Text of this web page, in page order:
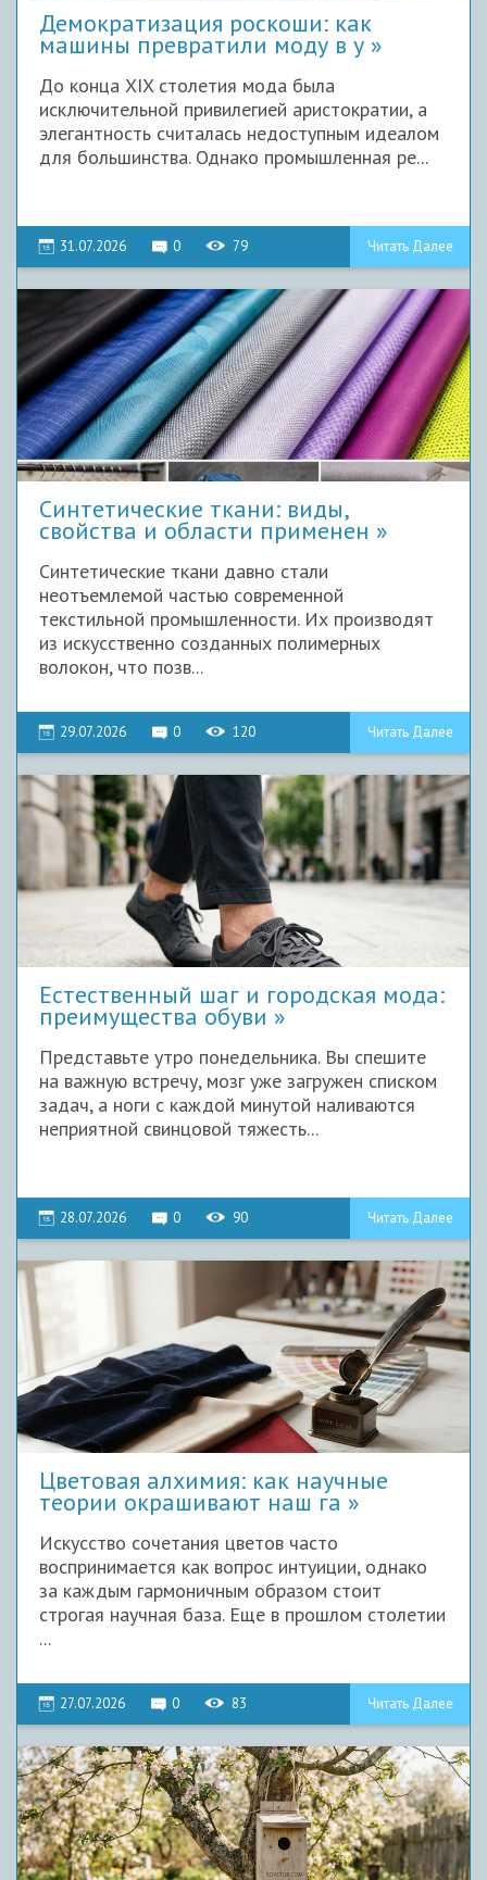
Демократизация роскоши: как
машины превратили моду в у
До конца XIX столетия мода была
исключительной привилегией аристократии, а
элегантность считалась недоступным идеалом
для большинства. Однако промышленная ре...
31.07.2026 0 79 Читать Далее
Синтетические ткани: виды,
свойства и области применен
Синтетические ткани давно стали
неотъемлемой частью современной
текстильной промышленности. Их производят
из искусственно созданных полимерных
волокон, что позв...
29.07.2026 0 120 Читать Далее
Естественный шаг и городская мода:
преимущества обуви
Представьте утро понедельника. Вы спешите
на важную встречу, мозг уже загружен списком
задач, а ноги с каждой минутой наливаются
неприятной свинцовой тяжесть...
28.07.2026 0 90 Читать Далее
Цветовая алхимия: как научные
теории окрашивают наш га
Искусство сочетания цветов часто
воспринимается как вопрос интуиции, однако
за каждым гармоничным образом стоит
строгая научная база. Еще в прошлом столетии
...
27.07.2026 0 83 Читать Далее